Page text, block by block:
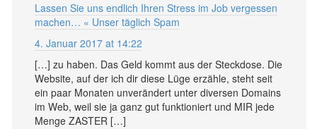
Lassen Sie uns endlich Ihren Stress im Job vergessen
machen… « Unser täglich Spam
4. Januar 2017 at 14:22
[…] zu haben. Das Geld kommt aus der Steckdose. Die
Website, auf der ich dir diese Lüge erzähle, steht seit
ein paar Monaten unverändert unter diversen Domains
im Web, weil sie ja ganz gut funktioniert und MIR jede
Menge ZASTER […]